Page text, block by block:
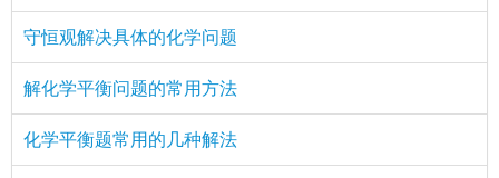
守恒观解决具体的化学问题
解化学平衡问题的常用方法
化学平衡题常用的几种解法